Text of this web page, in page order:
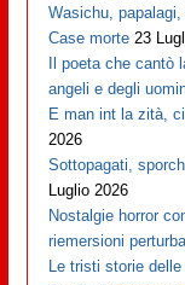
Wasichu,
Case morte 23
Il poeta che cantò
angeli e degli
E man int la zità,
2026
Sottopagati,
Luglio 2026
Nostalgie horror
riemersioni
Le tristi storie